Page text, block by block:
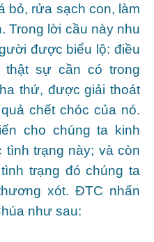
bỏ, rửa sạch con, làm
Trong lời cầu này nhu
được biểu lộ: điều
thật sự cần có trong
thứ, được giải thoát
chết chóc của nó.
cho chúng ta kinh
tình trạng này; và còn
trạng đó chúng ta
xót. ĐTC nhấn
như sau: